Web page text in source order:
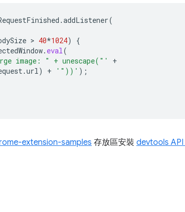
.addListener(
> 40*1024)
{
. eval(
image: " + unescape("'
+
.url) + '"))' );
extension-samples 存放區安裝 devtools API